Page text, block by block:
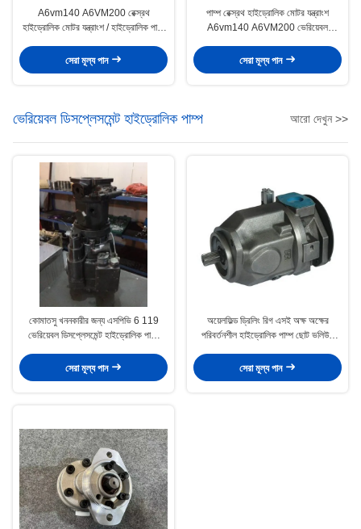
A6vm140 A6VM200 রেক্স্রথ
হাইড্রোলিক মোটর যন্ত্রাংশ / হাইড্রোলিক পাম্প
সেরা মূল্য পান
পাম্প রেক্স্রথ হাইড্রোলিক মোটর যন্ত্রাংশ
A6vm140 A6VM200 ভেরিয়েবল
সেরা মূল্য পান
ভেরিয়েবল ডিসপ্লেসমেন্ট হাইড্রোলিক পাম্প আরো দেখুন >>
কোমাতসু খননকারীর জন্য এসপিভি 6 119
ভেরিয়েবল ডিসপ্লেসমেন্ট হাইড্রোলিক পাম্প
সেরা মূল্য পান
অয়েলফিল্ড ড্রিলিং রিগ এসই অক্ষ অক্ষের
পরিবর্তনশীল হাইড্রোলিক পাম্প ছোট ভলিউম
সেরা মূল্য পান